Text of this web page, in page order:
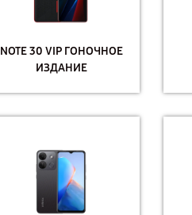
NOTE 30 VIP ГОНОЧНОЕ
ИЗДАНИЕ